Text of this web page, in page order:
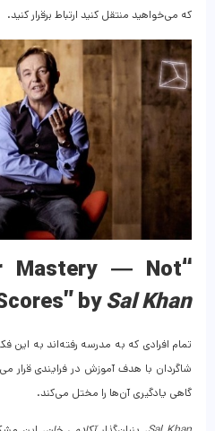
که می‌خواهید منتقل کنید ارتباط برقرار کنید.
Mastery — Not
bySal Khan
تمام افرادی که به مدرسه رفته‌اند به این
شاگردان با هدف آموزش در فرایندی قرار
گاهی یادگیری آن‌ها را مختل می‌کند.